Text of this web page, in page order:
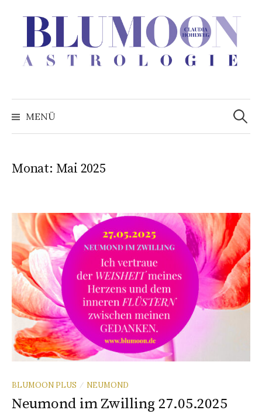
überspringen
MENÜ
Suchen
nach:
Monat: Mai 2025
BLUMOON PLUS / NEUMOND
Neumond im Zwilling 27.05.2025